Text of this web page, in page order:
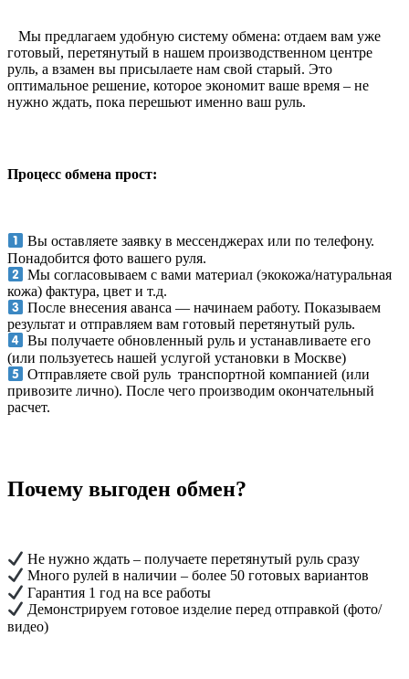
Мы предлагаем удобную систему обмена: отдаем вам уже
готовый, перетянутый в нашем производственном центре
руль, а взамен вы присылаете нам свой старый. Это
оптимальное решение, которое экономит ваше время – не
нужно ждать, пока перешьют именно ваш руль.
Процесс обмена прост:
Вы оставляете заявку в мессенджерах или по телефону.
Понадобится фото вашего руля.
Мы согласовываем с вами материал (экокожа/натуральная
кожа) фактура, цвет и т.д.
После внесения аванса — начинаем работу. Показываем
результат и отправляем вам готовый перетянутый руль.
Вы получаете обновленный руль и устанавливаете его
(или пользуетесь нашей услугой установки в Москве)
Отправляете свой руль транспортной компанией (или
привозите лично). После чего производим окончательный
расчет.
Почему выгоден обмен?
Не нужно ждать – получаете перетянутый руль сразу
Много рулей в наличии – более 50 готовых вариантов
Гарантия 1 год на все работы
Демонстрируем готовое изделие перед отправкой (фото/
видео)